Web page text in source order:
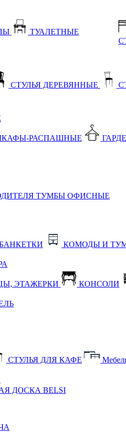
ТУАЛЕТНЫЕ
СТУЛЬЯ ДЕРЕВЯННЫЕ
РАСПАШНЫЕ
ТУМБЫ ОФИСНЫЕ
КОМОДЫ И
ЭТАЖЕРКИ КОНСОЛИ
СТУЛЬЯ ДЛЯ КАФЕ
ДОСКА BELSI